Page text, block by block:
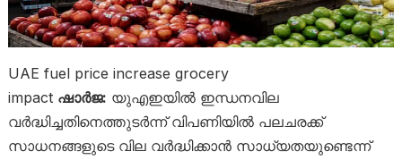
UAE fuel price increase grocery
impact ഷാർജ: യുഎഇയിൽ ഇന്ധനവില
വർദ്ധിച്ചതിനെത്തുടർന്ന് വിപണിയിൽ പലചരക്ക്
സാധനങ്ങളുടെ വില വർദ്ധിക്കാൻ സാധ്യതയുണ്ടെന്ന്